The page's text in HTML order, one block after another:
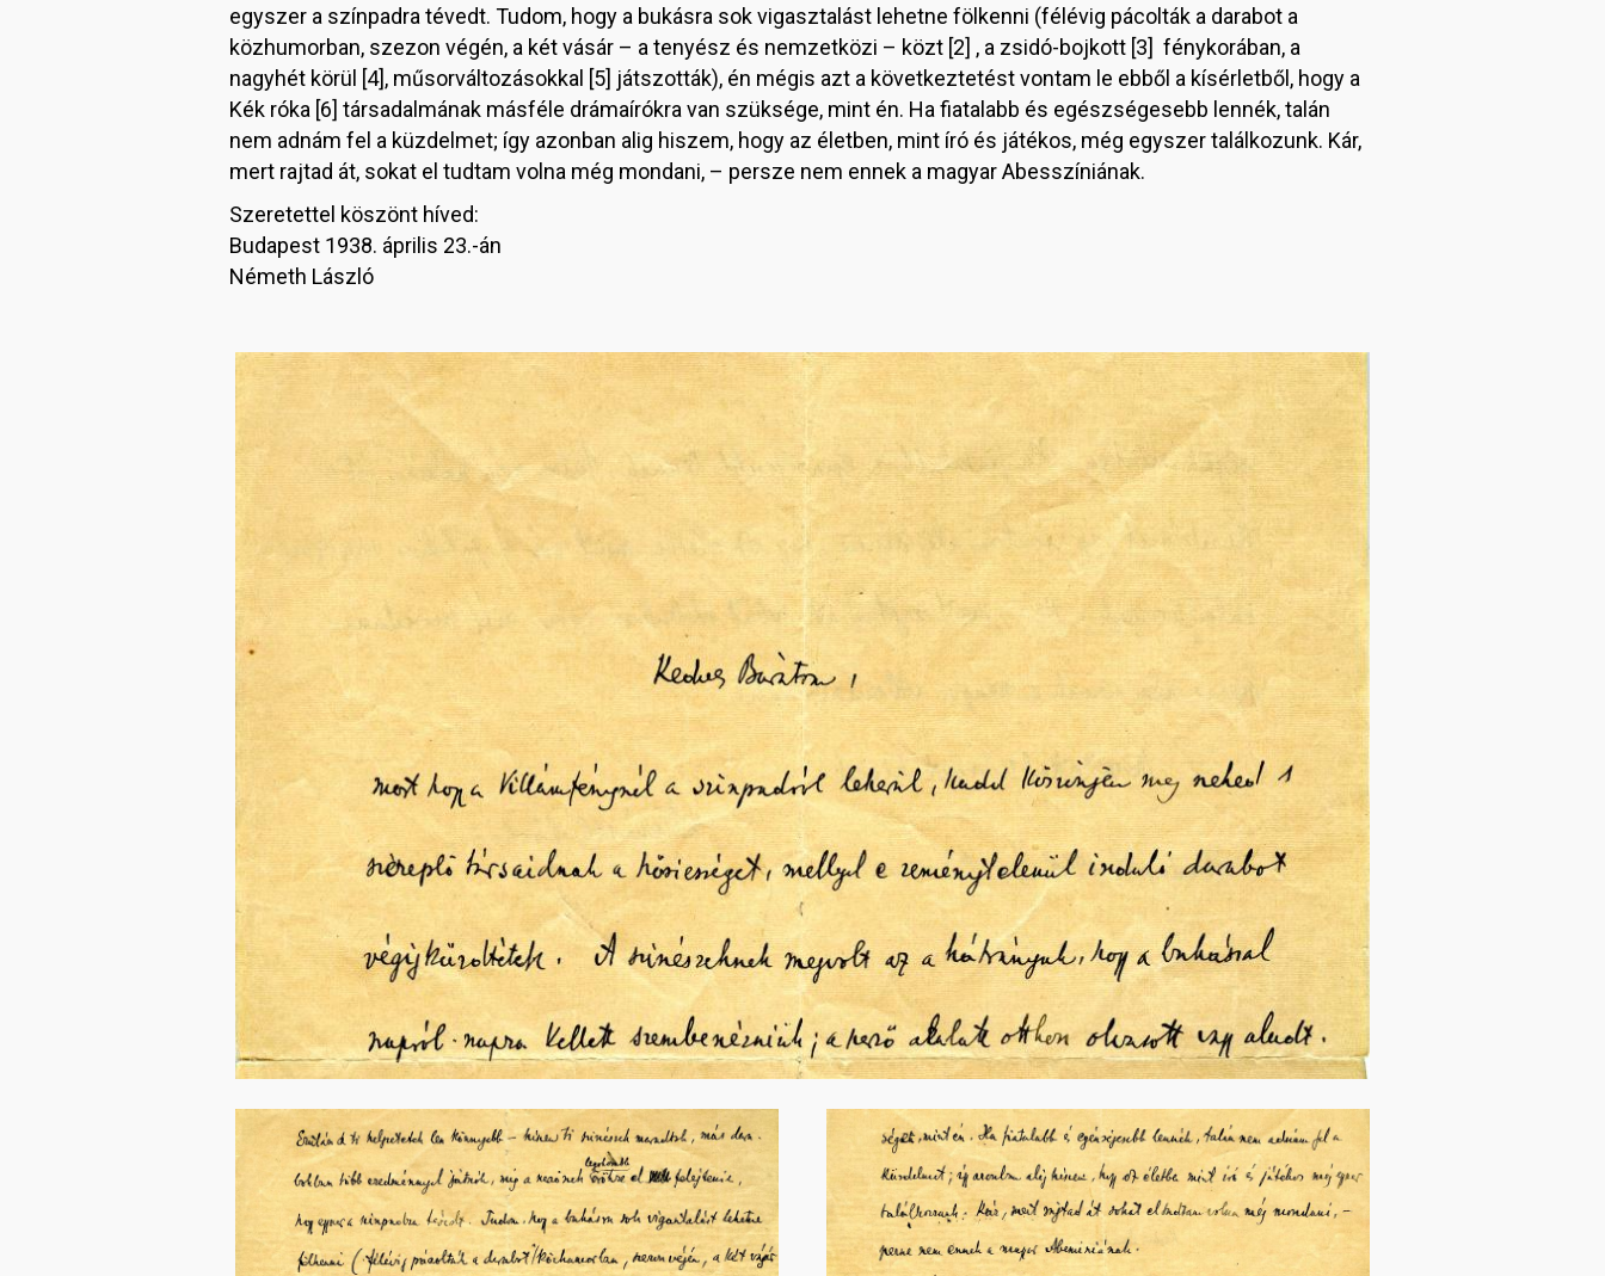
egyszer a színpadra tévedt. Tudom, hogy a bukásra sok vigasztalást lehetne fölkenni (félévig pácolták a darabot a
közhumorban, szezon végén, a két vásár – a tenyész és nemzetközi – közt [2] , a zsidó-bojkott [3] fénykorában, a
nagyhét körül [4], műsorváltozásokkal [5] játszották), én mégis azt a következtetést vontam le ebből a kísérletből, hogy a
Kék róka [6] társadalmának másféle drámaírókra van szüksége, mint én. Ha fiatalabb és egészségesebb lennék, talán
nem adnám fel a küzdelmet; így azonban alig hiszem, hogy az életben, mint író és játékos, még egyszer találkozunk. Kár,
mert rajtad át, sokat el tudtam volna még mondani, – persze nem ennek a magyar Abesszíniának.
Szeretettel köszönt híved:
Budapest 1938. április 23.-án
Németh László